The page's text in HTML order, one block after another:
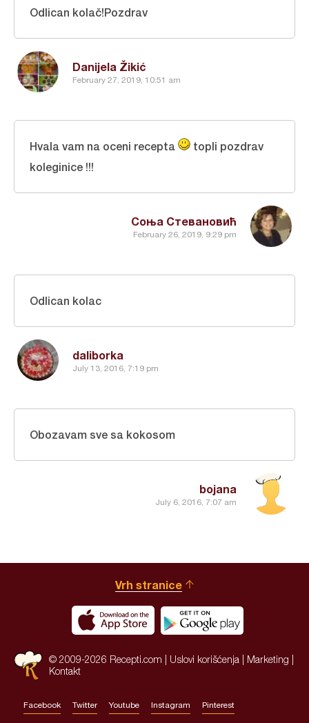
Danijela Žikić
February 27, 2019, 10:51 am
Odlican kolač!Pozdrav
Соња Стевановић
February 26, 2019, 9:29 pm
Hvala vam na oceni recepta
topli pozdrav
koleginice !!!
daliborka
July 13, 2016, 7:19 pm
Odlican kolac
bojana
July 6, 2016, 7:07 am
Obozavam sve sa kokosom
Vrh stranice
© 2009-2026 Recepti.com | Uslovi korišćenja| Marketing
Kontakt
Facebook Twitter Youtube Instagram Pinterest